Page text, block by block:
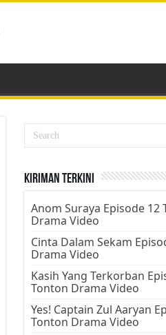
Kiriman Terkini
Anom Suraya Episode 12
Drama Video
Cinta Dalam Sekam
Drama Video
Kasih Yang Terkorban
Tonton Drama Video
Yes! Captain Zul Aaryan
Tonton Drama Video